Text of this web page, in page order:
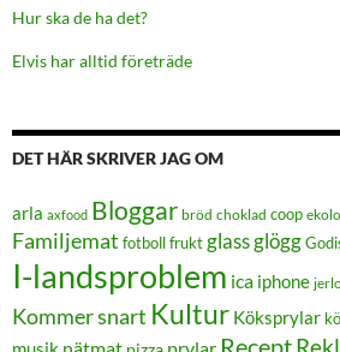
Hur ska de ha det?
Elvis har alltid företräde
DET HÄR SKRIVER JAG OM
arla axfood Bloggar bröd choklad coop
Familjemat fotboll fruktglassglögg
I-landsproblem ica iphone
Kommer snart Kultur Köksprylar